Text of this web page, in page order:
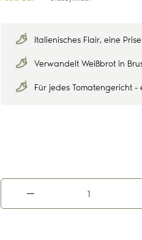
Italienisches Flair, eine
Verwandelt Weißbrot in
Für jedes Tomatengericht